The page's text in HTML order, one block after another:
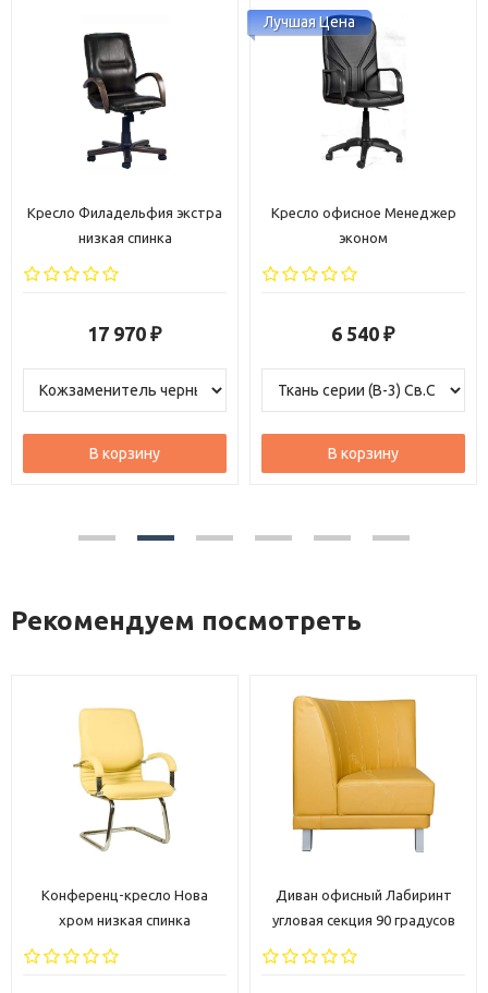
Кресло Филадельфия экстра
низкая спинка
17 970 ₽
В корзину
Лучшая Цена
Кресло офисное Менеджер
эконом
6 540 ₽
В корзину
Рекомендуем посмотреть
Конференц-кресло Нова
хром низкая спинка
Диван офисный Лабиринт
угловая секция 90 градусов